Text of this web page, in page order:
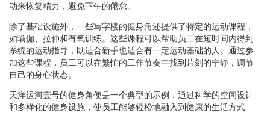
动来恢复精力，避免下午的倦怠。
除了基础设施外，一些写字楼的健身角还提供了特定的运动课程，
如瑜伽、拉伸和有氧训练。这些课程可以帮助员工在短时间内得到
系统的运动指导，既适合新手也适合有一定运动基础的人。通过参
加这些课程，员工可以在繁忙的工作节奏中找到片刻的宁静，调节
自己的身心状态。
天洋运河壹号的健身角便是一个典型的示例，通过科学的空间设计
和多样化的健身设施，使员工能够轻松地融入到健康的生活方式